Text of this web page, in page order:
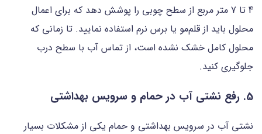
4 تا 7 متر مربع از سطح چوبی را پوشش دهد که برای اعمال
محلول باید از قلم‌مو یا برس نرم استفاده نمایید. تا زمانی که
محلول کامل خشک نشده است، از تماس آب با سطح درب
جلوگیری کنید.
5. رفع نشتی آب در حمام و سرویس بهداشتی
نشتی آب در سرویس بهداشتی و حمام یکی از مشکلات بسیار